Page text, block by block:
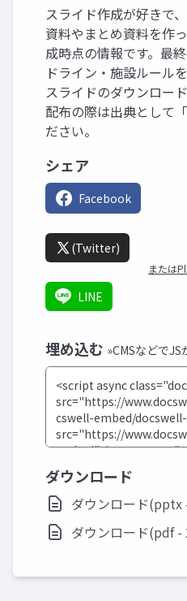
スライド作成が好きで
資料やまとめ資料を作
成時点の情報です。最
ドライン・施設ルール
スライドのダウンロー
配布の際は出典として
ださい。
シェア
Facebook
(Twitter)
または
LINE
埋め込む »CMSなどで
ダウンロード
ダウンロード(pptx
ダウンロード(pdf -